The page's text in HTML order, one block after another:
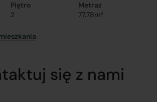
Piętro
2
Metraż
77.78m²
się z nami